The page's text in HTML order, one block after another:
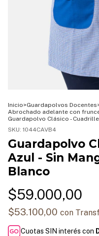
Inicio>Guardapolvos Docentes
Abrochado adelante con
Guardapolvo Clásico -
SKU: 1044CAVB4
Guardapolvo
Azul - Sin
Blanco
$59.000,00
$53.100,00 con
Cuotas SIN interés con